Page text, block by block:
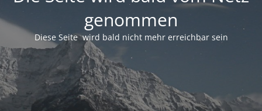
genommen
Diese Seite wird bald nicht mehr erreichbar sein